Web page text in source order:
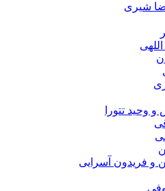
آسرایی